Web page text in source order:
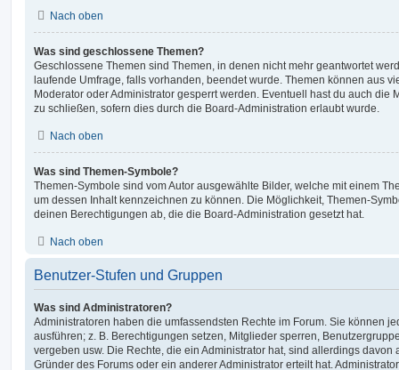
Nach oben
Was sind geschlossene Themen?
Geschlossene Themen sind Themen, in denen nicht mehr geantwortet
laufende Umfrage, falls vorhanden, beendet wurde. Themen können aus
Moderator oder Administrator gesperrt werden. Eventuell hast du auch die
zu schließen, sofern dies durch die Board-Administration erlaubt wurde.
Nach oben
Was sind Themen-Symbole?
Themen-Symbole sind vom Autor ausgewählte Bilder, welche mit einem
um dessen Inhalt kennzeichnen zu können. Die Möglichkeit, Themen-
deinen Berechtigungen ab, die die Board-Administration gesetzt hat.
Nach oben
Benutzer-Stufen und Gruppen
Was sind Administratoren?
Administratoren haben die umfassendsten Rechte im Forum. Sie können
ausführen; z. B. Berechtigungen setzen, Mitglieder sperren,
vergeben usw. Die Rechte, die ein Administrator hat, sind allerdings
Gründer des Forums oder ein anderer Administrator erteilt hat.